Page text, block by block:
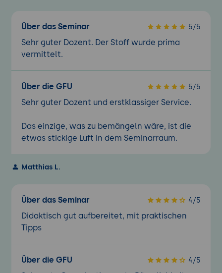
Über das Seminar 5/5
Sehr guter Dozent. Der Stoff wurde prima
vermittelt.
Über die GFU 5/5
Sehr guter Dozent und erstklassiger Service.
Das einzige, was zu bemängeln wäre, ist die
etwas stickige Luft in dem Seminarraum.
Matthias L.
Über das Seminar 4/5
Didaktisch gut aufbereitet, mit praktischen
Tipps
Über die GFU 4/5